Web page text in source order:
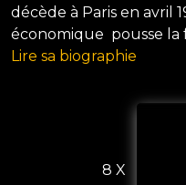
décède à Paris en avril
économique pousse la
Lire sa biographie
8 X